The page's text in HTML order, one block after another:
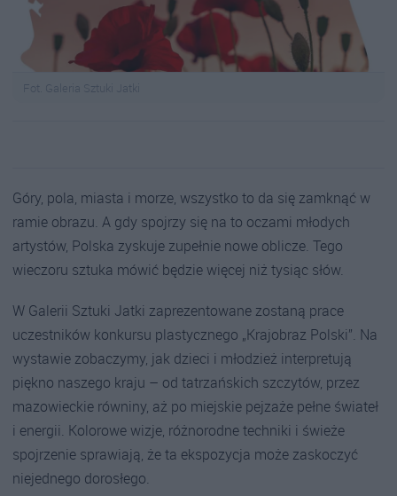
Fot. Galeria Sztuki Jatki
Góry, pola, miasta i morze, wszystko to da się zamknąć w
ramie obrazu. A gdy spojrzy się na to oczami młodych
artystów, Polska zyskuje zupełnie nowe oblicze. Tego
wieczoru sztuka mówić będzie więcej niż tysiąc słów.
W Galerii Sztuki Jatki zaprezentowane zostaną prace
uczestników konkursu plastycznego „Krajobraz Polski”. Na
wystawie zobaczymy, jak dzieci i młodzież interpretują
piękno naszego kraju – od tatrzańskich szczytów, przez
mazowieckie równiny, aż po miejskie pejzaże pełne świateł
i energii. Kolorowe wizje, różnorodne techniki i świeże
spojrzenie sprawiają, że ta ekspozycja może zaskoczyć
niejednego dorosłego.